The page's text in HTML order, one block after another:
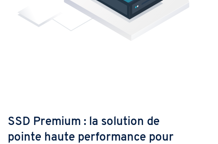
SSD Premium : la solution de
pointe haute performance pour